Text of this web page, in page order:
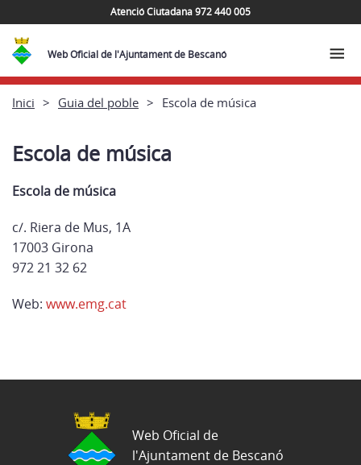
Atenció Ciutadana 972 440 005
Web Oficial de l'Ajuntament de Bescanó
Inici Guia del poble Escola de música
Escola de música
Escola de música
c/. Riera de Mus, 1A
17003 Girona
972 21 32 62
Web: www.emg.cat
Web Oficial de
l'Ajuntament de Bescanó